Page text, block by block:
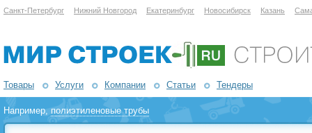
Санкт-Петербург Нижний Новгород Екатеринбург Новосибирск Казань
Товары Услуги Компании Статьи Тендеры
Например,полиэтиленовые трубы